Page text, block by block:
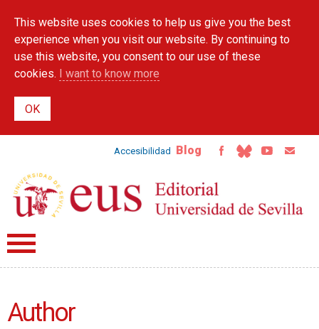
main
content
This website uses cookies to help us give you the best
experience when you visit our website. By continuing to
use this website, you consent to our use of these
cookies. I want to know more
Accesibilidad Blog
Author